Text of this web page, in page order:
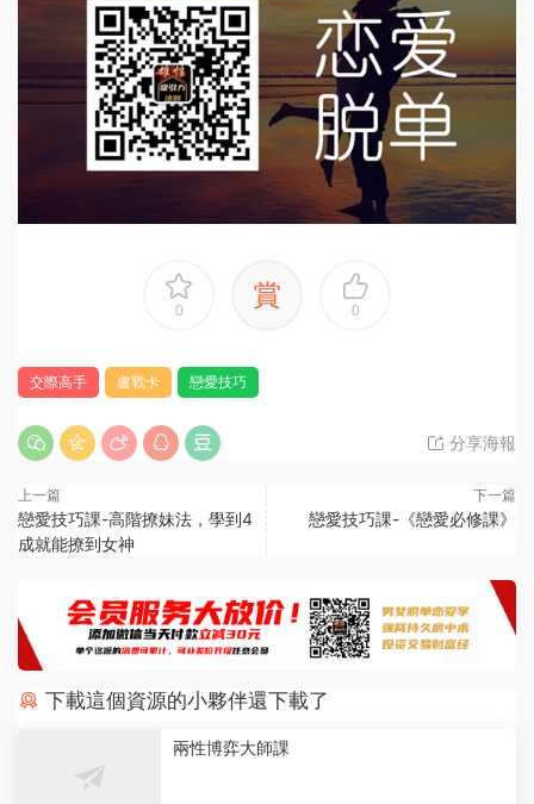
0 賞 0
交際高手 盧戰卡 戀愛技巧
分享海報
上一篇
戀愛技巧課-高階撩妹法，學到4
成就能撩到女神
下一篇
戀愛技巧課-《戀愛必修課》
下載這個資源的小夥伴還下載了
兩性博弈大師課